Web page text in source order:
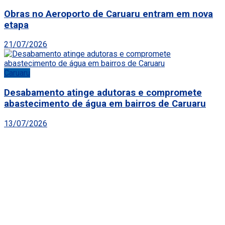
Obras no Aeroporto de Caruaru entram em nova
etapa
21/07/2026
Caruaru
Desabamento atinge adutoras e compromete
abastecimento de água em bairros de Caruaru
13/07/2026